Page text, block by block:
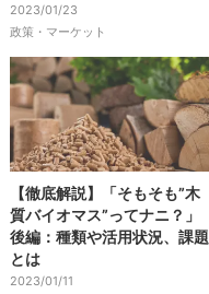
2023/01/23
政策・マーケット
【徹底解説】「そもそも”木
質バイオマス”ってナニ？」
後編：種類や活用状況、課題
とは
2023/01/11